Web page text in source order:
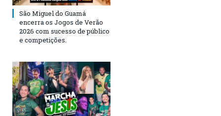
São Miguel do Guamá
encerra os Jogos de Verão
2026 com sucesso de público
e competições.